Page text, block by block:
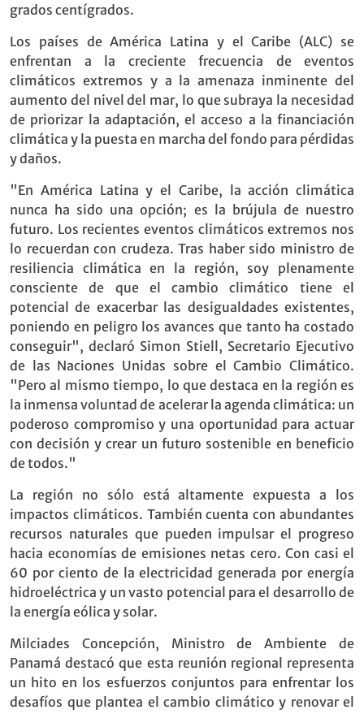
grados centígrados.
Los países de América Latina y el Caribe (ALC) se
enfrentan a la creciente frecuencia de eventos
climáticos extremos y a la amenaza inminente del
aumento del nivel del mar, lo que subraya la necesidad
de priorizar la adaptación, el acceso a la financiación
climática y la puesta en marcha del fondo para pérdidas
y daños.
"En América Latina y el Caribe, la acción climática
nunca ha sido una opción; es la brújula de nuestro
futuro. Los recientes eventos climáticos extremos nos
lo recuerdan con crudeza. Tras haber sido ministro de
resiliencia climática en la región, soy plenamente
consciente de que el cambio climático tiene el
potencial de exacerbar las desigualdades existentes,
poniendo en peligro los avances que tanto ha costado
conseguir", declaró Simon Stiell, Secretario Ejecutivo
de las Naciones Unidas sobre el Cambio Climático.
"Pero al mismo tiempo, lo que destaca en la región es
la inmensa voluntad de acelerar la agenda climática: un
poderoso compromiso y una oportunidad para actuar
con decisión y crear un futuro sostenible en beneficio
de todos."
La región no sólo está altamente expuesta a los
impactos climáticos. También cuenta con abundantes
recursos naturales que pueden impulsar el progreso
hacia economías de emisiones netas cero. Con casi el
60 por ciento de la electricidad generada por energía
hidroeléctrica y un vasto potencial para el desarrollo de
la energía eólica y solar.
Milciades Concepción, Ministro de Ambiente de
Panamá destacó que esta reunión regional representa
un hito en los esfuerzos conjuntos para enfrentar los
desafíos que plantea el cambio climático y renovar el